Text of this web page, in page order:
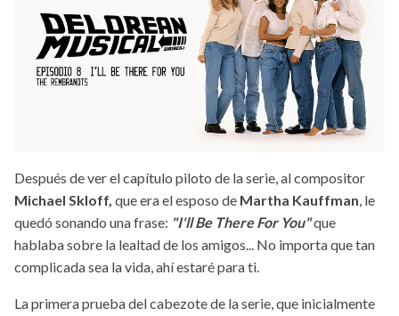
Después de ver el capítulo piloto de la serie, al compositor
Michael Skloff, que era el esposo de Martha Kauffman, le
quedó sonando una frase: "I'll Be There For You"que
hablaba sobre la lealtad de los amigos... No importa que tan
complicada sea la vida, ahí estaré para ti.
La primera prueba del cabezote de la serie, que inicialmente